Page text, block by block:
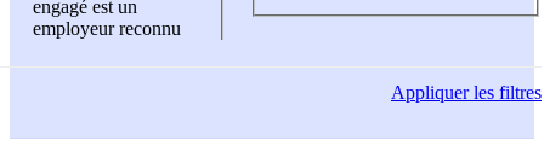
engagé est un
employeur reconnu
Appliquerles filtres